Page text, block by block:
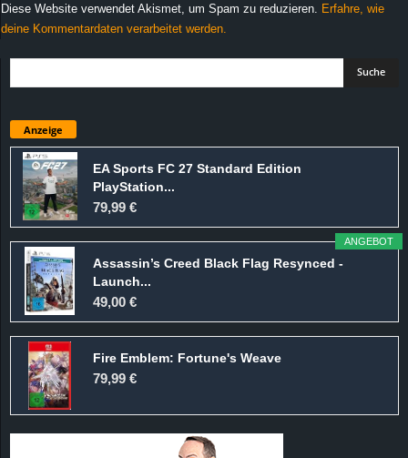
Diese Website verwendet Akismet, um Spam zu reduzieren.
Erfahre, wie
deine Kommentardaten verarbeitet werden.
Anzeige
EA Sports FC 27 Standard Edition
PlayStation...
79,99 €
ANGEBOT
Assassin’s Creed Black Flag Resynced -
Launch...
49,00 €
Fire Emblem: Fortune's Weave
79,99 €